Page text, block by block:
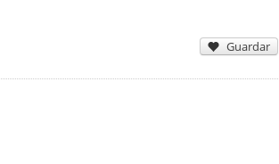
Guardar